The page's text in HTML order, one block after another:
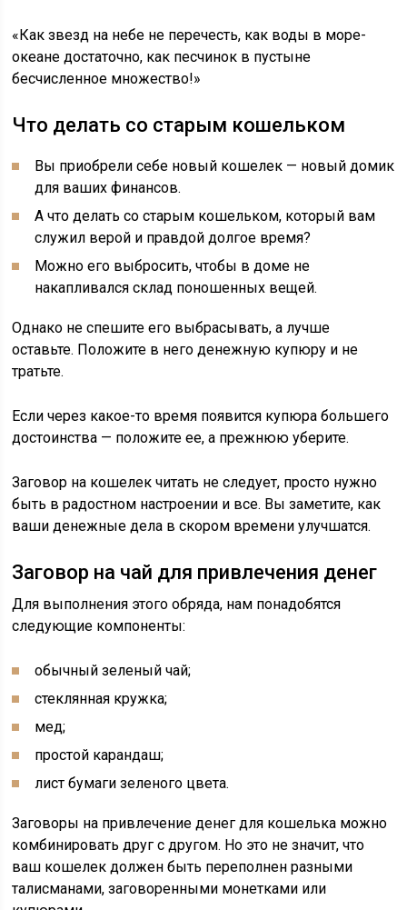
«Как звезд на небе не перечесть, как воды в море-
океане достаточно, как песчинок в пустыне
бесчисленное множество!»
Что делать со старым кошельком
Вы приобрели себе новый кошелек — новый домик
для ваших финансов.
А что делать со старым кошельком, который вам
служил верой и правдой долгое время?
Можно его выбросить, чтобы в доме не
накапливался склад поношенных вещей.
Однако не спешите его выбрасывать, а лучше
оставьте. Положите в него денежную купюру и не
тратьте.
Если через какое-то время появится купюра большего
достоинства — положите ее, а прежнюю уберите.
Заговор на кошелек читать не следует, просто нужно
быть в радостном настроении и все. Вы заметите, как
ваши денежные дела в скором времени улучшатся.
Заговор на чай для привлечения денег
Для выполнения этого обряда, нам понадобятся
следующие компоненты:
обычный зеленый чай;
стеклянная кружка;
мед;
простой карандаш;
лист бумаги зеленого цвета.
Заговоры на привлечение денег для кошелька можно
комбинировать друг с другом. Но это не значит, что
ваш кошелек должен быть переполнен разными
талисманами, заговоренными монетками или